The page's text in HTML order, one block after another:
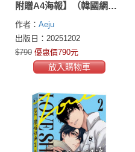
附贈A4海報】（韓國網漫
百萬人氣ABO作，無聖光
火辣開車！）
作者： Aeju
出版日：20251202
$790 優惠價790元
放入購物車